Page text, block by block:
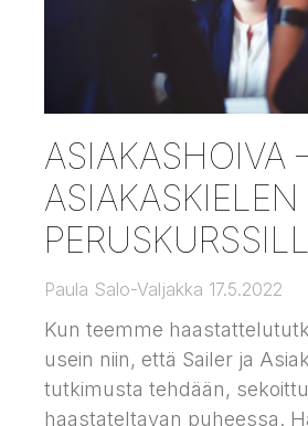
ASIAKASHOIVA
ASIAKASKIELEN
Paula Salo-Valjakka 17.5.2022
Kun teemme
usein niin, että Sailer ja
tutkimusta tehdään,
haastateltavan puheessa.